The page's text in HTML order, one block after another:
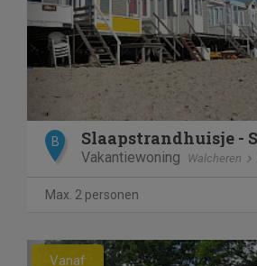
B
Vakantiewoning Walcheren
Max. 2 personen
Previous
Vanaf